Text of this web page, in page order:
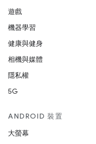
遊戲
機器學習
健康與健身
相機與媒體
隱私權
5G
ANDROID 裝置
大螢幕